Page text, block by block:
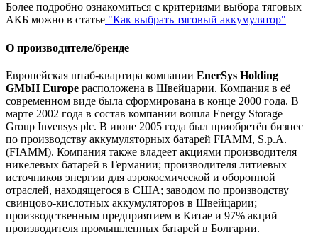
Более подробно ознакомиться с критериями выбора тяговых
АКБ можно в статье "Как выбрать тяговый аккумулятор"
О производителе/бренде
Европейская штаб-квартира компании EnerSys Holding
GMbH Europe расположена в Швейцарии. Компания в её
современном виде была сформирована в конце 2000 года. В
марте 2002 года в состав компании вошла Energy Storage
Group Invensys plc. В июне 2005 года был приобретён бизнес
по производству аккумуляторных батарей FIAMM, S.p.A.
(FIAMM). Компания также владеет акциями производителя
никелевых батарей в Германии; производителя литиевых
источников энергии для аэрокосмической и оборонной
отраслей, находящегося в США; заводом по производству
свинцово-кислотных аккумуляторов в Швейцарии;
производственным предприятием в Китае и 97% акций
производителя промышленных батарей в Болгарии.